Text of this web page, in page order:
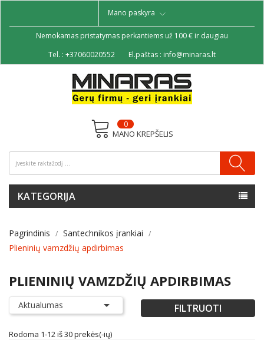
Mano paskyra
Nemokamas pristatymas perkantiems už 100 € ir daugiau
Tel. : +37060020552 El.paštas : info@minaras.lt
MANO KREPŠELIS
0
KATEGORIJA
Pagrindinis
Santechnikos įrankiai
Plieninių vamzdžių apdirbimas
PLIENINIŲ VAMZDŽIŲ APDIRBIMAS
Aktualumas  FILTRUOTI
Rodoma 1-12 iš 30 prekės(-ių)